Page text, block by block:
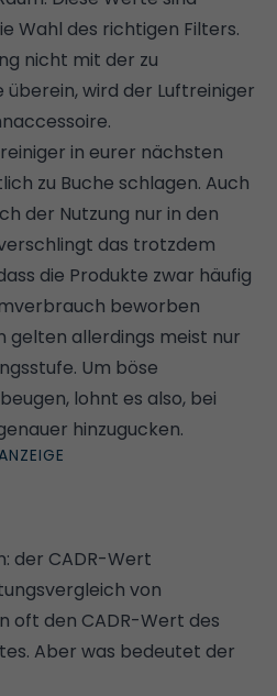
Wahl des richtigen Filters.
nicht mit der zu
wird der Luftreiniger
in eurer nächsten
zu Buche schlagen. Auch
der Nutzung nur in den
das trotzdem
die Produkte zwar häufig
beworben
gelten allerdings meist nur
Um böse
lohnt es also, bei
hinzugucken.
der CADR-Wert
von
oft den CADR-Wert des
Aber was bedeutet der